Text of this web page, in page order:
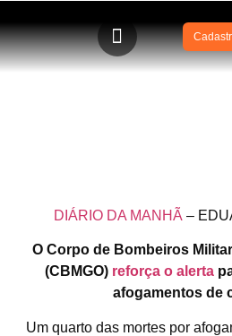
O Corpo de Bombeiros
DIÁRIO DA MANHÃ –
O Corpo de Bombeiros
(CBMGO) reforça o alerta
afogamentos de
Um quarto das mortes por